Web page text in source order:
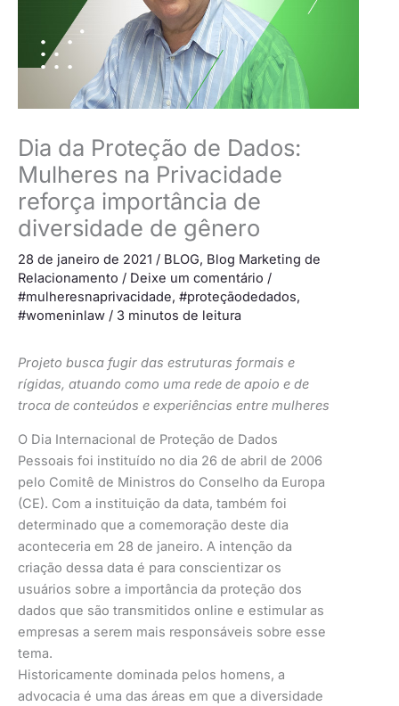
Dia da Proteção de Dados:
Mulheres na Privacidade
reforça importância de
diversidade de gênero
28 de janeiro de 2021 / BLOG, Blog Marketing de
Relacionamento / Deixe um comentário /
#mulheresnaprivacidade, #proteçãodedados,
#womeninlaw / 3 minutos de leitura
Projeto busca fugir das estruturas formais e
rígidas, atuando como uma rede de apoio e de
troca de conteúdos e experiências entre mulheres
O Dia Internacional de Proteção de Dados
Pessoais foi instituído no dia 26 de abril de 2006
pelo Comitê de Ministros do Conselho da Europa
(CE). Com a instituição da data, também foi
determinado que a comemoração deste dia
aconteceria em 28 de janeiro. A intenção da
criação dessa data é para conscientizar os
usuários sobre a importância da proteção dos
dados que são transmitidos online e estimular as
empresas a serem mais responsáveis sobre esse
tema.
Historicamente dominada pelos homens, a
advocacia é uma das áreas em que a diversidade